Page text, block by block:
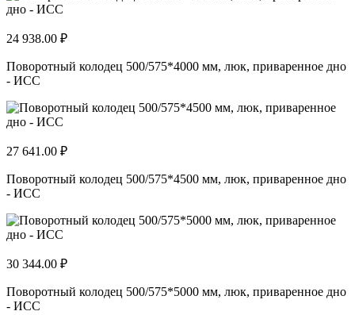
24 938.00 ₽
Поворотный колодец 500/575*4000 мм, люк, приваренное дно
- ИСС
27 641.00 ₽
Поворотный колодец 500/575*4500 мм, люк, приваренное дно
- ИСС
30 344.00 ₽
Поворотный колодец 500/575*5000 мм, люк, приваренное дно
- ИСС